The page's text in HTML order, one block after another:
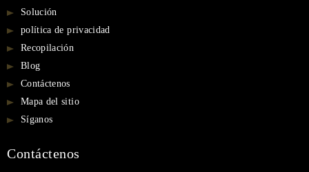
Solución
política de privacidad
Recopilación
Blog
Contáctenos
Mapa del sitio
Síganos
Contáctenos